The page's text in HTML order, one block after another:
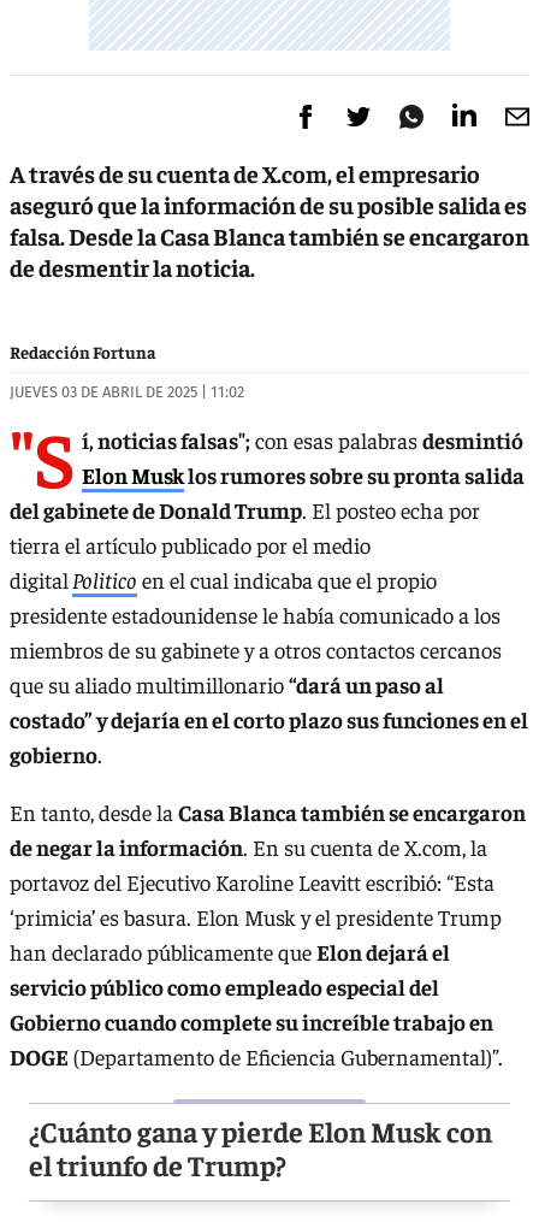
A través de su cuenta de X.com, el empresario
aseguró que la información de su posible salida es
falsa. Desde la Casa Blanca también se encargaron
de desmentir la noticia.
Redacción Fortuna
JUEVES 03 DE ABRIL DE 2025 | 11:02
"S í, noticias falsas";con esas palabrasdesmintió
Elon Musklos rumores sobre su pronta salida
del gabinete de Donald Trump. El posteo echa por
tierra el artículo publicado por el medio
digital Politico en el cual indicaba que el propio
presidente estadounidense le había comunicado a los
miembros de su gabinete y a otros contactos cercanos
que su aliado multimillonario“dará un paso al
costado” y dejaría en el corto plazo sus funciones en el
gobierno.
En tanto, desde la Casa Blanca también se encargaron
de negar la información. En su cuenta de X.com, la
portavoz del Ejecutivo Karoline Leavitt escribió: “Esta
‘primicia’ es basura. Elon Musk y el presidente Trump
han declarado públicamente queElon dejará el
servicio público como empleado especial del
Gobierno cuando complete su increíble trabajo en
DOGE (Departamento de Eficiencia Gubernamental)”.
¿Cuánto gana y pierde Elon Musk con
el triunfo de Trump?